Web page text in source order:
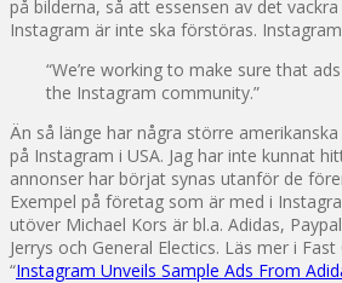
på bilderna, så att essensen av det
Instagram är inte ska förstöras.
“We’re working to make sure that
the Instagram community.”
Än så länge har några större
på Instagram i USA. Jag har inte kunnat
annonser har börjat synas utanför de
Exempel på företag som är med i
utöver Michael Kors är bl.a. Adidas,
Jerrys och General Electics. Läs mer i
“Instagram Unveils Sample Ads From